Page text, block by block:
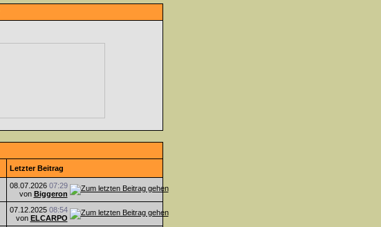
Letzter Beitrag
08.07.2026 07:29
von Biggeron
07.12.2025 08:54
von ELCARPO